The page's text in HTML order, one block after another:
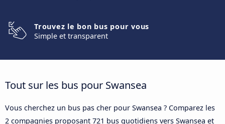
Trouvez le bon bus pour vous
Simple et transparent
Tout sur les bus pour Swansea
Vous cherchez un bus pas cher pour Swansea ? Comparez les
2 compagnies proposant 721 bus quotidiens vers Swansea et